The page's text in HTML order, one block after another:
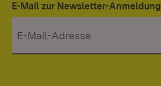
E-Mail zur Newsletter-Anmeldung